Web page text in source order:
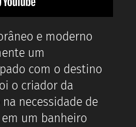
e moderno
um
com o destino
o criador da
necessidade de
um banheiro